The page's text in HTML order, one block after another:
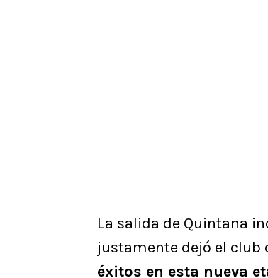
La salida de Quintana
justamente dejó el club
éxitos en esta nueva